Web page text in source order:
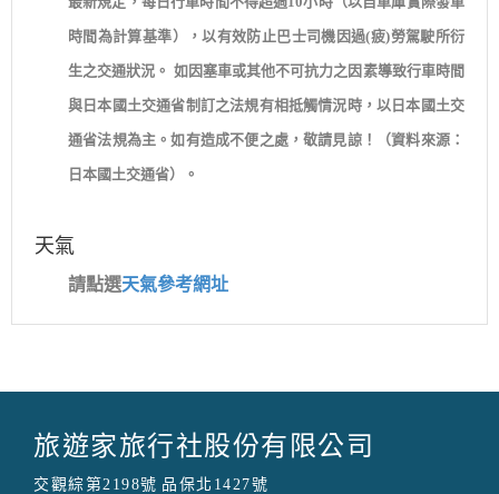
時間為計算基準），以有效防止巴士司機因過(疲)勞駕駛所衍
生之交通狀況。 如因塞車或其他不可抗力之因素導致行車時間
與日本國土交通省制訂之法規有相抵觸情況時，以日本國土交
通省法規為主。如有造成不便之處，敬請見諒！（資料來源：
日本國土交通省）。
天氣
請點選天氣參考網址
旅遊家旅行社股份有限公司
交觀綜第2198號 品保北1427號